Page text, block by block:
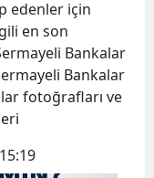
edenler için
en son
Bankalar
Bankalar
fotoğrafları ve